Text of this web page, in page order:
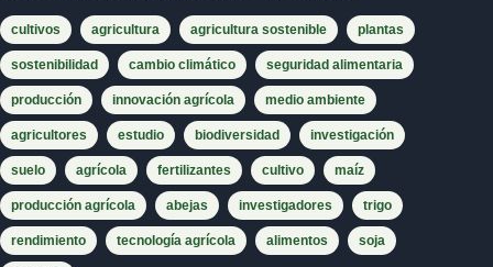
cultivos agricultura agricultura sostenible plantas
sostenibilidad cambio climático seguridad alimentaria
producción innovación agrícola medio ambiente
agricultores estudio biodiversidad investigación
suelo agrícola fertilizantes cultivo maíz
producción agrícola abejas investigadores trigo
rendimiento tecnología agrícola alimentos soja